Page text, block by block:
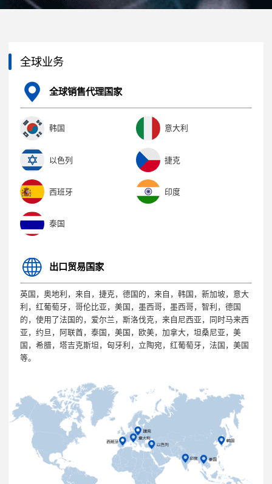
全球业务
全球销售代理国家
韩国 意大利
以色列 捷克
西班牙 印度
泰国
出口贸易国家
英国，奥地利，来自，捷克，德国的，来自，韩国，新加坡，意大
利，红葡萄牙，哥伦比亚，美国，墨西哥，墨西哥，智利，德国
的，使用了法国的，爱尔兰，斯洛伐克，来自尼西亚，同时马来西
亚，约旦，阿联酋，泰国，美国，欧美，加拿大，坦桑尼亚，美
国，希腊，塔吉克斯坦，匈牙利，立陶宛，红葡萄牙，法国，美国
等。